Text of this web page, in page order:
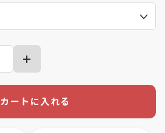
カートに入れる